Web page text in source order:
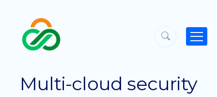
Multi-cloud security